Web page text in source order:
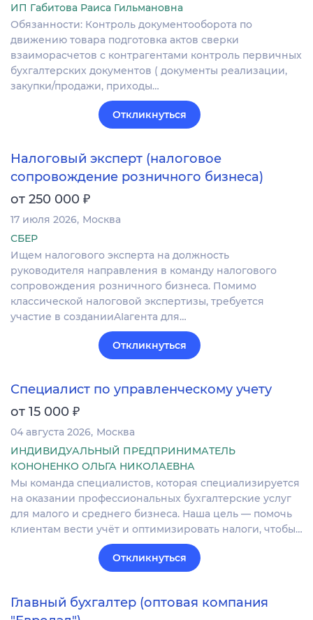
ИП Габитова Раиса Гильмановна
Обязанности: Контроль документооборота по
движению товара подготовка актов сверки
взаиморасчетов с контрагентами контроль первичных
бухгалтерских документов ( документы реализации,
закупки/продажи, приходы…
Откликнуться
Налоговый эксперт (налоговое
сопровождение розничного бизнеса)
от 250 000 ₽
17 июля 2026 Москва
СБЕР
Ищем налогового эксперта на должность
руководителя направления в команду налогового
сопровождения розничного бизнеса. Помимо
классической налоговой экспертизы, требуется
участие в созданииAIагента для…
Откликнуться
Специалист по управленческому учету
от 15 000 ₽
04 августа 2026 Москва
ИНДИВИДУАЛЬНЫЙ ПРЕДПРИНИМАТЕЛЬ
КОНОНЕНКО ОЛЬГА НИКОЛАЕВНА
Мы команда специалистов, которая специализируется
на оказании профессиональных бухгалтерские услуг
для малого и среднего бизнеса. Наша цель — помочь
клиентам вести учёт и оптимизировать налоги, чтобы…
Откликнуться
Главный бухгалтер (оптовая компания